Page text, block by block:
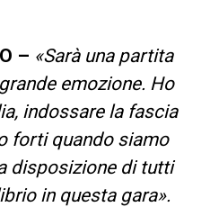
– «Sarà una partita
emozione. Ho
indossare la fascia
forti quando siamo
disposizione di tutti
in questa gara».